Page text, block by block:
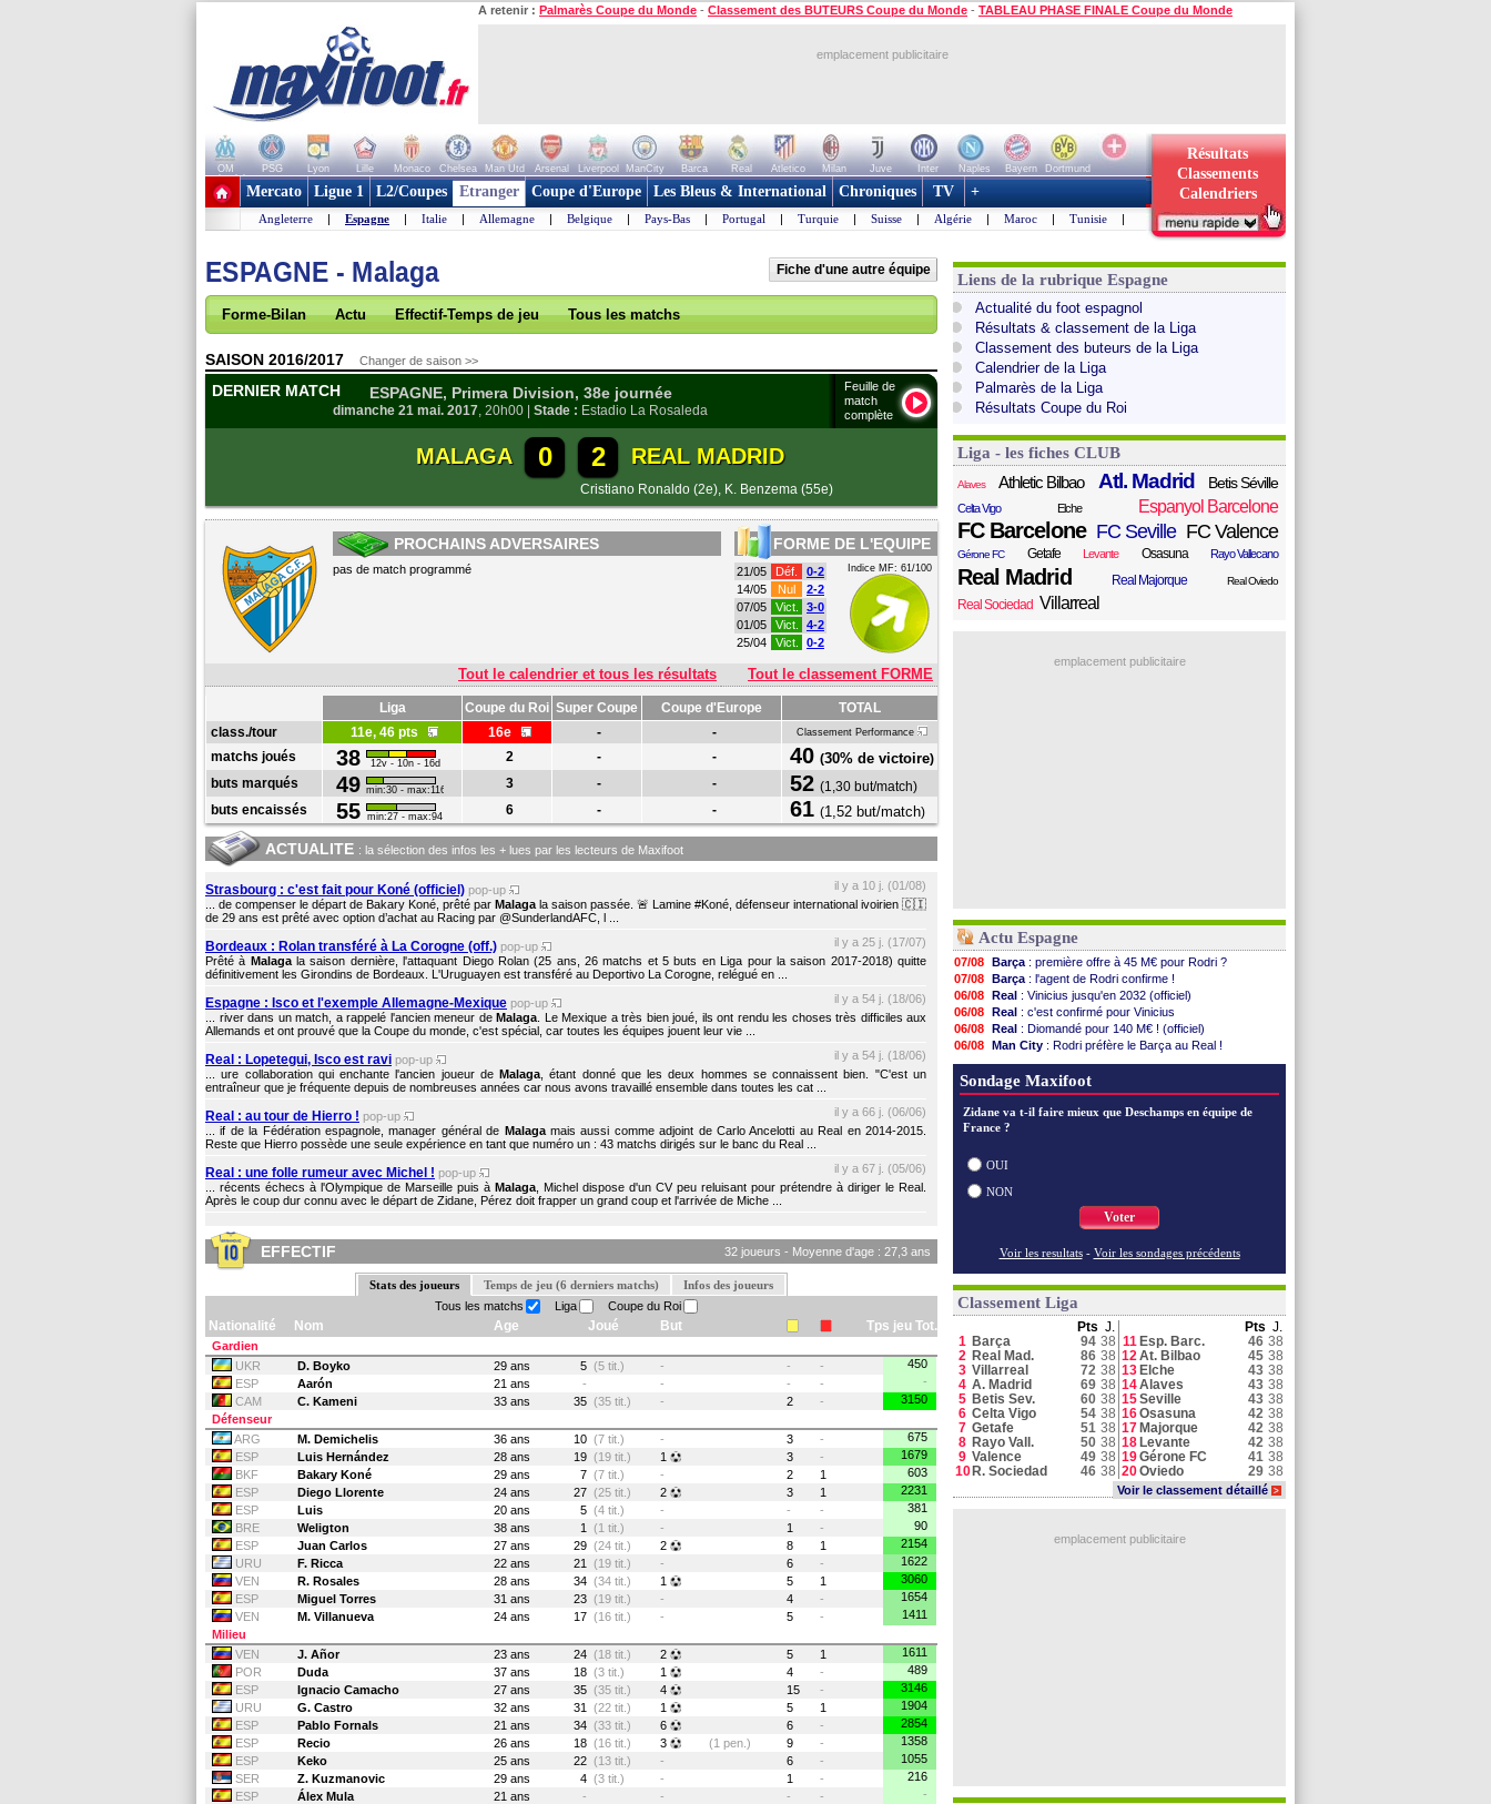
A retenir : Palmarès Coupe du Monde - Classement des BUTEURS Coupe du Monde - TABLEAU PHASE FINALE Coupe du Monde
emplacement publicitaire
OM PSG Lyon Lille Monaco Chelsea Man Utd Arsenal Liverpool ManCity Barca Real Atletico Milan Juve Inter Naples Bayern
Dortmund
+ de clubs
Résultats
Classements
Calendriers
Mercato Ligue 1 L2/Coupes Etranger Coupe d'Europe Les Bleus & International Chroniques TV +
Angleterre | Espagne | Italie | Allemagne | Belgique | Pays-Bas | Portugal | Turquie | Suisse | Algérie | Maroc | Tunisie |
ESPAGNE - Malaga Fiche d'une autre équipe
Forme-Bilan Actu Effectif-Temps de jeu Tous les matchs
SAISON 2016/2017
Changer de saison >>
Feuille de
match
complète
DERNIER MATCH ESPAGNE, Primera Division, 38e journée
dimanche 21 mai. 2017, 20h00 | Stade : Estadio La Rosaleda
MALAGA 0 2 REAL MADRID
Cristiano Ronaldo (2e), K. Benzema (55e)
PROCHAINS ADVERSAIRES
pas de match programmé
FORME DE L'EQUIPE
21/05 Déf.
0-2
14/05
Nul
2-2
07/05
Vict.
3-0
01/05
Vict.
4-2
25/04
Vict. 0-2
Indice MF: 61/100
Tout le calendrier et tous les résultats Tout le classement FORME
Liga Coupe du Roi Super Coupe Coupe d'Europe
TOTAL
class./tour
11e, 46 pts 16e - - Classement Performance
matchs joués 38 12v - 10n - 16d 2 - - 40 (30% de victoire)
buts marqués
49 min:30 - max:116 3 - - 52 (1,30 but/match)
buts encaissés
55 min:27 - max:94 6 - - 61 (1,52 but/match)
ACTUALITE : la sélection des infos les + lues par les lecteurs de Maxifoot
Strasbourg : c'est fait pour Koné (officiel) pop-up
il y a 10 j. (01/08)
... de compenser le départ de Bakary Koné, prêté par Malaga la saison passée. 🚨 Lamine #Koné, défenseur international ivoirien 🇨🇮
de 29 ans est prêté avec option d’achat au Racing par @SunderlandAFC, l ...
Bordeaux : Rolan transféré à La Corogne (off.) pop-up
il y a 25 j. (17/07)
Prêté à Malagala saison dernière, l'attaquant Diego Rolan (25 ans, 26 matchs et 5 buts en Liga pour la saison 2017-2018) quitte
définitivement les Girondins de Bordeaux. L'Uruguayen est transféré au Deportivo La Corogne, relégué en ...
Espagne : Isco et l'exemple Allemagne-Mexique pop-up
il y a 54 j. (18/06)
... river dans un match, a rappelé l'ancien meneur de Malaga . Le Mexique a très bien joué, ils ont rendu les choses très difficiles aux
Allemands et ont prouvé que la Coupe du monde, c'est spécial, car toutes les équipes jouent leur vie ...
Real : Lopetegui, Isco est ravi pop-up
il y a 54 j. (18/06)
... ure collaboration qui enchante l'ancien joueur deMalaga , étant donné que les deux hommes se connaissent bien. "C'est un
entraîneur que je fréquente depuis de nombreuses années car nous avons travaillé ensemble dans toutes les cat ...
Real : au tour de Hierro ! pop-up
il y a 66 j. (06/06)
... if de la Fédération espagnole, manager général de Malagamais aussi comme adjoint de Carlo Ancelotti au Real en 2014-2015.
Reste que Hierro possède une seule expérience en tant que numéro un : 43 matchs dirigés sur le banc du Real ...
Real : une folle rumeur avec Michel ! pop-up
il y a 67 j. (05/06)
... récents échecs à l'Olympique de Marseille puis à Malaga , Michel dispose d'un CV peu reluisant pour prétendre à diriger le Real.
Après le coup dur connu avec le départ de Zidane, Pérez doit frapper un grand coup et l'arrivée de Miche ...
EFFECTIF 32 joueurs - Moyenne d'age : 27,3 ans
Stats des joueurs Temps de jeu (6 derniers matchs)
Infos des joueurs
Tous les matchs
Liga Coupe du Roi
Nationalité Nom Age Joué But Tps jeu Tot.
Gardien
UKR
D. Boyko 29 ans 5 (5 tit.) - - -
450
ESP
Aarón 21 ans - - - -
-
CAM
C. Kameni 33 ans 35 (35 tit.) - 2 -
3150
Défenseur
ARG
M. Demichelis 36 ans 10 (7 tit.) - 3 -
675
ESP
Luis Hernández 28 ans 19 (19 tit.) 1 3 -
1679
BKF
Bakary Koné 29 ans 7 (7 tit.) - 2 1
603
ESP
Diego Llorente 24 ans 27 (25 tit.) 2 3 1
2231
ESP
Luis 20 ans 5 (4 tit.) - - -
381
BRE
Weligton 38 ans 1 (1 tit.) - 1 -
90
ESP
Juan Carlos 27 ans 29 (24 tit.) 2 8 1
2154
URU
F. Ricca 22 ans 21 (19 tit.) - 6 -
1622
VEN
R. Rosales 28 ans 34 (34 tit.) 1 5 1
3060
ESP
Miguel Torres 31 ans 23 (19 tit.) - 4 -
1654
VEN
M. Villanueva 24 ans 17 (16 tit.) - 5 -
1411
Milieu
VEN
J. Añor 23 ans 24 (18 tit.) 2 5 1
1611
POR
Duda 37 ans 18 (3 tit.) 1 4 -
489
ESP
Ignacio Camacho 27 ans 35 (35 tit.) 4 15 -
3146
URU
G. Castro 32 ans 31 (22 tit.) 1 5 1
1904
ESP
Pablo Fornals 21 ans 34 (33 tit.) 6 6 -
2854
ESP
Recio 26 ans 18 (16 tit.) 3 (1 pen.) 9 -
1358
ESP
Keko 25 ans 22 (13 tit.) - 6 -
1055
SER
Z. Kuzmanovic 29 ans 4 (3 tit.) - 1 -
216
ESP
Álex Mula 21 ans - - - -
-
Liens de la rubrique Espagne
Actualité du foot espagnol
Résultats & classement de la Liga
Classement des buteurs de la Liga
Calendrier de la Liga
Palmarès de la Liga
Résultats Coupe du Roi
Liga - les fiches CLUB
Alaves Athletic Bilbao Atl. Madrid Betis Séville
Celta Vigo Elche Espanyol Barcelone
FC Barcelone FC Seville FC Valence
Gérone FC Getafe Levante Osasuna Rayo Vallecano
Real Madrid Real Majorque Real Oviedo
Real Sociedad Villarreal
emplacement publicitaire
Actu Espagne
07/08 Barça : première offre à 45 M€ pour Rodri ?
07/08 Barça : l'agent de Rodri confirme !
06/08 Real : Vinicius jusqu'en 2032 (officiel)
06/08 Real : c'est confirmé pour Vinicius
06/08 Real : Diomandé pour 140 M€ ! (officiel)
06/08 Man City : Rodri préfère le Barça au Real !
06/08 Real: Vinicius tout proche de prolonger !
06/08 Real: Diomandé attendu ce jeudi à Madrid !
06/08 Real: Rodri, la piste Barça se confirme
06/08 Médias: la Liga quitte beIN Sports !
06/08 Real
06/08
Real
05/08
Real
Voir toutes les brèves
Sondage Maxifoot
Zidane va t-il faire mieux que Deschamps en équipe de
France ?
OUI
NON
Voter
Voir les resultats - Voir les sondages précédents
Classement Liga
Pts J. Pts J.
1 Barça 94 38 11 Esp. Barc. 46 38
2 Real Mad. 86 38 12At. Bilbao 45 38
3 Villarreal 72 38 13 Elche 43 38
4 A. Madrid 69 38 14Alaves 43 38
5 Betis Sev. 60 38 15Seville 43 38
6 Celta Vigo 54 38 16Osasuna 42 38
7 Getafe 51 38 17 Majorque 42 38
8 Rayo Vall. 50 38 18 Levante 42 38
9 Valence 49 38 19Gérone FC 41 38
10 R. Sociedad 46 38 20Oviedo 29 38
Voir le classement détaillé >
emplacement publicitaire